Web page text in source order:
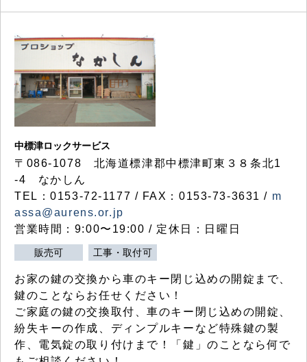
中標津ロックサービス
〒086-1078 北海道標津郡中標津町東３８条北1
-4 なかしん
TEL：0153-72-1177 / FAX：0153-73-3631 / m
assa@aurens.or.jp
営業時間：9:00〜19:00 / 定休日：日曜日
販売可 工事・取付可
お家の鍵の交換から車のキー閉じ込めの開錠まで、
鍵のことならお任せください！
ご家庭の鍵の交換取付、車のキー閉じ込めの開錠、
紛失キーの作成、ディンプルキーなど特殊鍵の製
作、電気錠の取り付けまで！「鍵」のことなら何で